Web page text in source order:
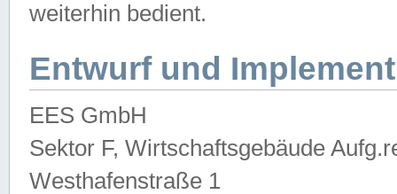
weiterhin bedient.
Entwurf und
EES GmbH
Sektor F, Wirtschaftsgebäude
Westhafenstraße 1